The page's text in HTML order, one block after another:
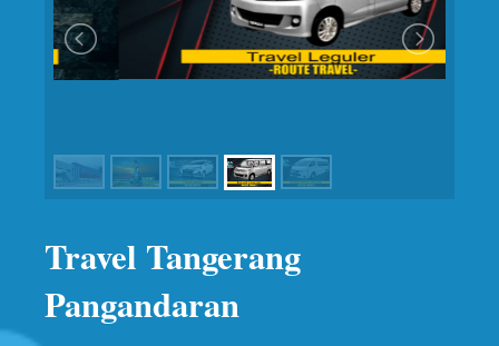
Travel Tangerang
Pangandaran